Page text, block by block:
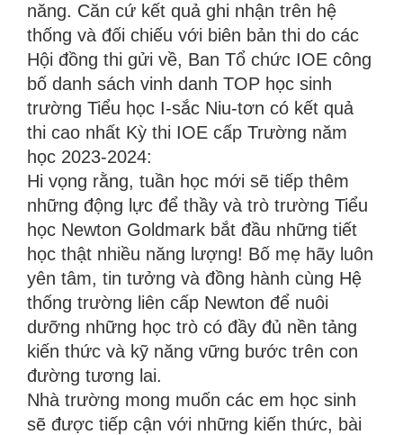
năng. Căn cứ kết quả ghi nhận trên hệ
thống và đối chiếu với biên bản thi do các
Hội đồng thi gửi về, Ban Tổ chức IOE công
bố danh sách vinh danh TOP học sinh
trường Tiểu học I-sắc Niu-tơn có kết quả
thi cao nhất Kỳ thi IOE cấp Trường năm
học 2023-2024:
Hi vọng rằng, tuần học mới sẽ tiếp thêm
những động lực để thầy và trò trường Tiểu
học Newton Goldmark bắt đầu những tiết
học thật nhiều năng lượng! Bố mẹ hãy luôn
yên tâm, tin tưởng và đồng hành cùng Hệ
thống trường liên cấp Newton để nuôi
dưỡng những học trò có đầy đủ nền tảng
kiến thức và kỹ năng vững bước trên con
đường tương lai.
Nhà trường mong muốn các em học sinh
sẽ được tiếp cận với những kiến thức, bài